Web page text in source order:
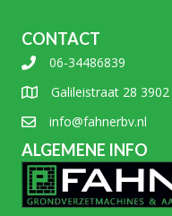
CONTACT
06-34486839
Galileistraat 28 3902
info@fahnerbv.nl
ALGEMENE INFO